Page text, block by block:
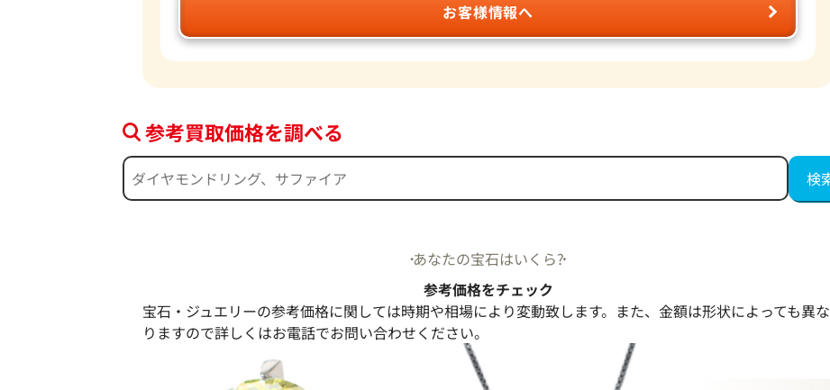
お客様情報へ
参考買取価格を調べる
あなたの宝石はいくら?
参考価格をチェック
宝石・ジュエリーの参考価格に関しては時期や相場により変動致します。また、金額は形状によっても異な
りますので詳しくはお電話でお問い合わせください。